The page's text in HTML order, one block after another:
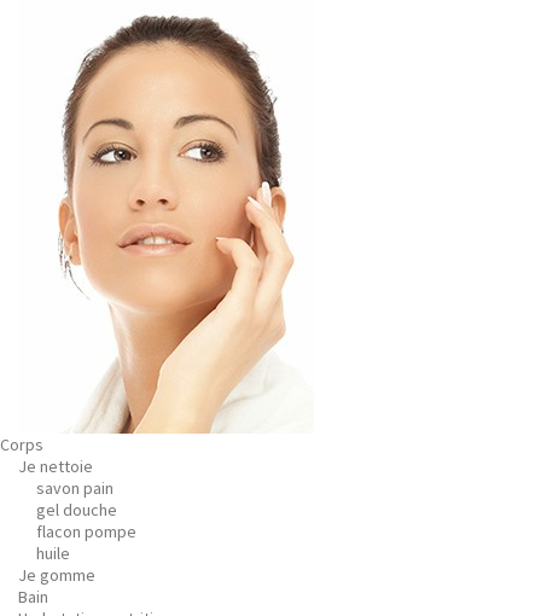
Corps
Je nettoie
savon pain
gel douche
flacon pompe
huile
Je gomme
Bain